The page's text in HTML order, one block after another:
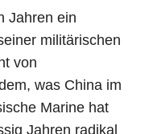
Jahren ein
militärischen
von
was China im
Marine hat
Jahren radikal